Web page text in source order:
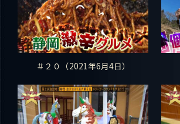
＃２０（2021年6月4日）